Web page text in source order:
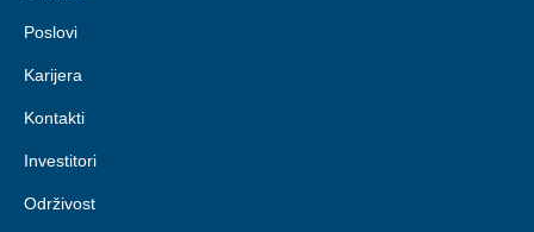
Poslovi
Karijera
Kontakti
Investitori
Održivost